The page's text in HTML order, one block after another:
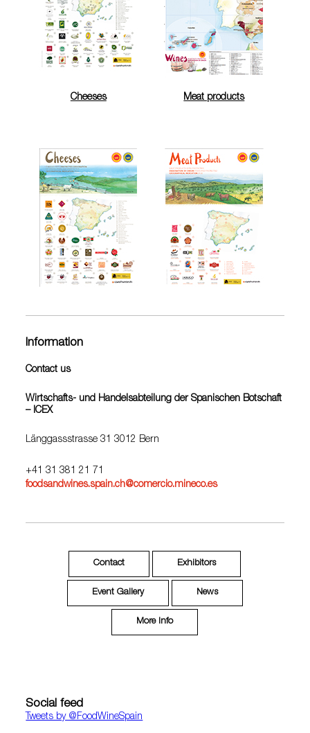
Cheeses Meat products
Information
Contact us
Wirtschafts- und Handelsabteilung der Spanischen Botschaft
– ICEX
Länggassstrasse 31 3012 Bern
+41 31 381 21 71
foodsandwines.spain.ch@comercio.mineco.es
Contact Exhibitors
Event Gallery News
More Info
Social feed
Tweets by ‎@FoodWineSpain